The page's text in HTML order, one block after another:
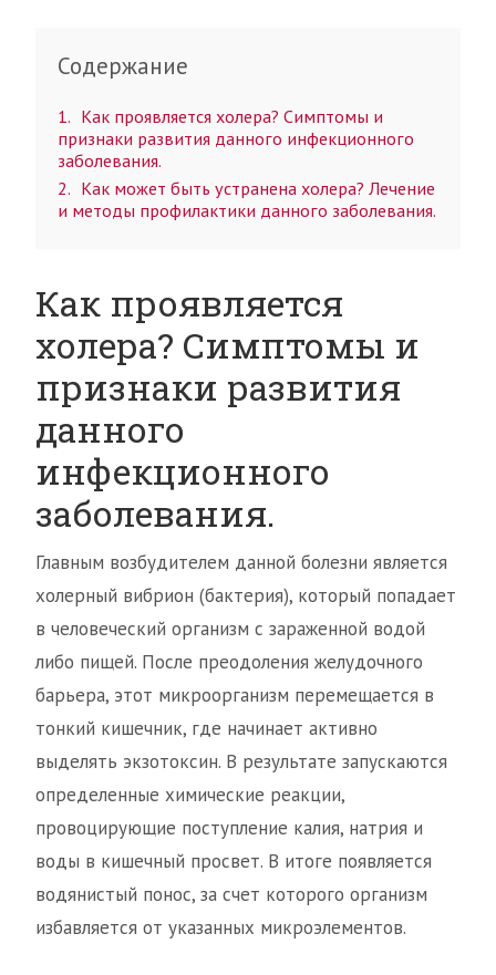
Содержание
1
Как проявляется холера? Симптомы и
признаки развития данного инфекционного
заболевания.
2
Как может быть устранена холера? Лечение
и методы профилактики данного заболевания.
Как проявляется
холера? Симптомы и
признаки развития
данного
инфекционного
заболевания.
Главным возбудителем данной болезни является
холерный вибрион (бактерия), который попадает
в человеческий организм с зараженной водой
либо пищей. После преодоления желудочного
барьера, этот микроорганизм перемещается в
тонкий кишечник, где начинает активно
выделять экзотоксин. В результате запускаются
определенные химические реакции,
провоцирующие поступление калия, натрия и
воды в кишечный просвет. В итоге появляется
водянистый понос, за счет которого организм
избавляется от указанных микроэлементов.